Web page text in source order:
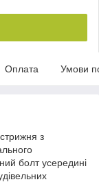
Оплата Умови
з
болт усередині